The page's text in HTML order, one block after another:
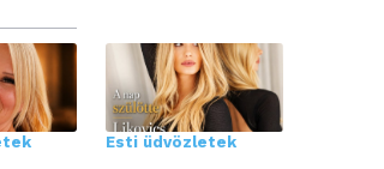
Esti üdvözletek